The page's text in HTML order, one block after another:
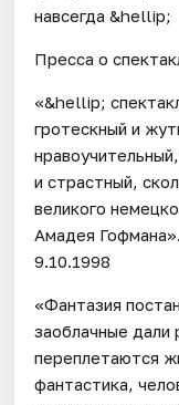
навсегда &hellip;
Пресса о
«&hellip;
гротескный и
и страстный,
великого
Амадея
9.10.1998
«Фантазия
заоблачные дали
переплетаются
фантастика,